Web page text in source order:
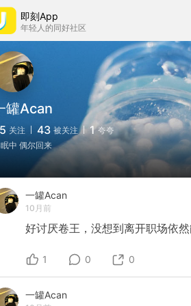
即刻App
年轻人的同好社区
罐Acan
关注 43 被关注 1 夸夸
中 偶尔回来
一罐Acan
10月前
好讨厌卷王，没想到离开职场依然
1 0 0
一罐Acan